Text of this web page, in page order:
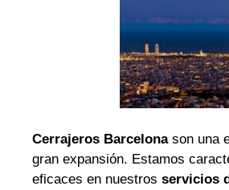
Cerrajeros Barcelonason una
gran expansión. Estamos
eficaces en nuestros servicios